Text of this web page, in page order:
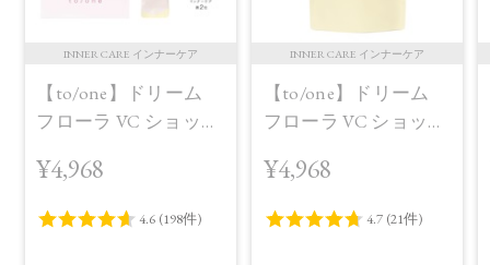
INNER CARE インナーケア
【to/one】ドリーム
フローラ VC ショット
¥4,968
INNER CARE インナーケア
【to/one】ドリーム
フローラ VC ショット
プラス＜限定品＞
¥4,968